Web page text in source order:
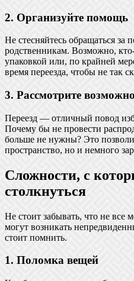
2. Организуйте помощь
Не стесняйтесь обращаться за
родственникам. Возможно,
упаковкой или, по крайней
время переезда, чтобы не так
3. Рассмотрите
Переезд — отличный повод
Почему бы не провести
больше не нужны? Это
пространство, но и немного
Сложности, с
столкнуться
Не стоит забывать, что не все
могут возникать
стоит помнить.
1. Поломка вещей